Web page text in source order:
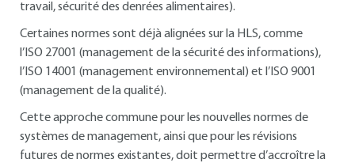
travail, sécurité des denrées alimentaires).
Certaines normes sont déjà alignées sur la HLS, comme
l’ISO 27001 (management de la sécurité des informations),
l’ISO 14001 (management environnemental) et l’ISO 9001
(management de la qualité).
Cette approche commune pour les nouvelles normes de
systèmes de management, ainsi que pour les révisions
futures de normes existantes, doit permettre d’accroître la